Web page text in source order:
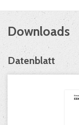
Downloads
Datenblatt